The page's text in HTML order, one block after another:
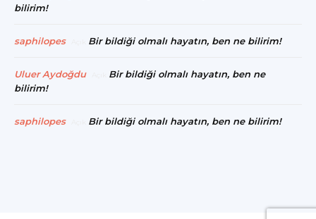
bilirim!
saphilopes Bir bildiği olmalı hayatın, ben ne bilirim!
Uluer Aydoğdu
Bir bildiği olmalı hayatın, ben ne
bilirim!
saphilopes Bir bildiği olmalı hayatın, ben ne bilirim!